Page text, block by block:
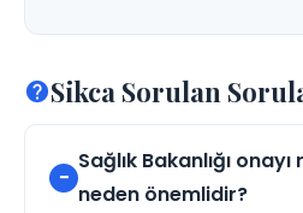
Sikca Sorulan
Sağlık Bakanlığı
neden önemlidir?